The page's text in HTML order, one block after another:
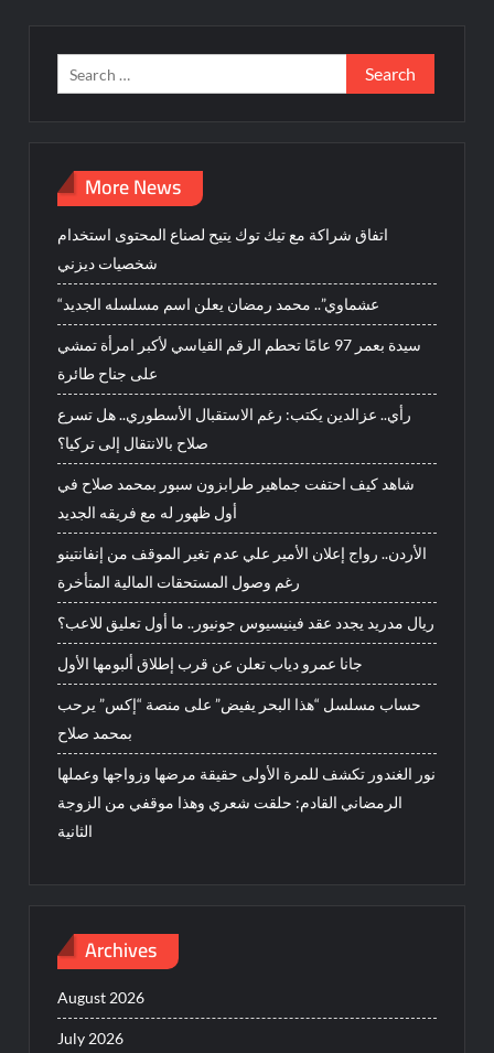
Search
for:
More News
اتفاق شراكة مع تيك توك يتيح لصناع المحتوى استخدام
شخصيات ديزني
“عشماوي”.. محمد رمضان يعلن اسم مسلسله الجديد
سيدة بعمر 97 عامًا تحطم الرقم القياسي لأكبر امرأة تمشي
على جناح طائرة
رأي.. عزالدين يكتب: رغم الاستقبال الأسطوري.. هل تسرع
صلاح بالانتقال إلى تركيا؟
شاهد كيف احتفت جماهير طرابزون سبور بمحمد صلاح في
أول ظهور له مع فريقه الجديد
الأردن.. رواج إعلان الأمير علي عدم تغير الموقف من إنفانتينو
رغم وصول المستحقات المالية المتأخرة
ريال مدريد يجدد عقد فينيسيوس جونيور.. ما أول تعليق للاعب؟
جانا عمرو دياب تعلن عن قرب إطلاق ألبومها الأول
حساب مسلسل “هذا البحر يفيض” على منصة “إكس” يرحب
بمحمد صلاح
نور الغندور تكشف للمرة الأولى حقيقة مرضها وزواجها وعملها
الرمضاني القادم: حلقت شعري وهذا موقفي من الزوجة
الثانية
Archives
August 2026
July 2026